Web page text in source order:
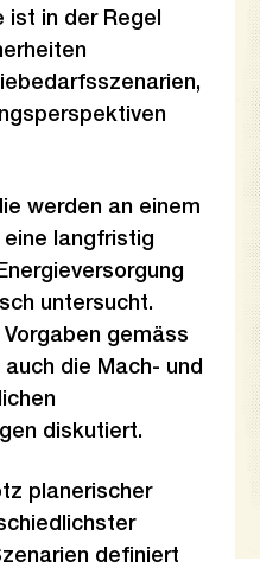
ist in der Regel
werden an einem
langfristig
untersucht.
gemäss
die Mach- und
diskutiert.
planerischer
definiert